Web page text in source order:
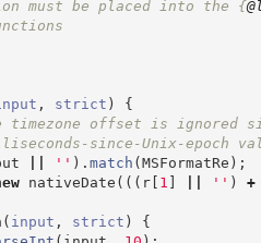
be placed into the {
, strict )
{
timezone offset is ignored
since-Unix-epoch
' ' ) . match (MSFormatRe ) ;
nativeDate ( ( ( r[ 1 ] ' ' ) +
( input , strict )
{